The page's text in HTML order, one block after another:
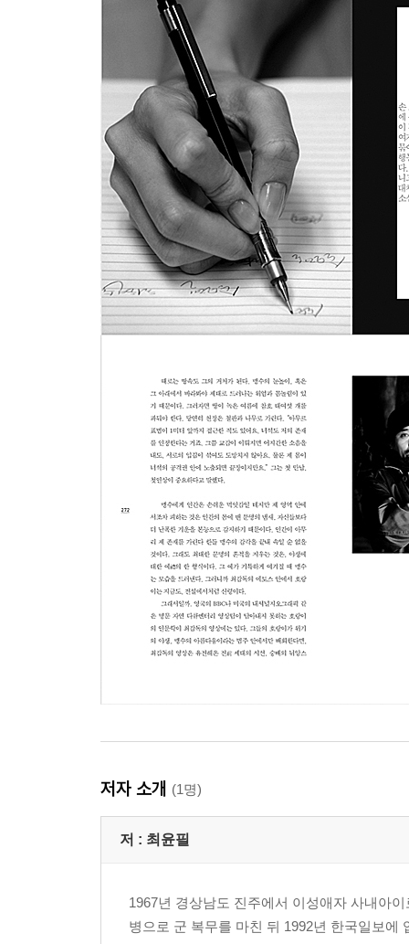
저자 소개 (1명)
저 : 최윤필
1967년 경상남도 진주에서 이성애자 사내아
병으로 군 복무를 마친 뒤 1992년 한국일보